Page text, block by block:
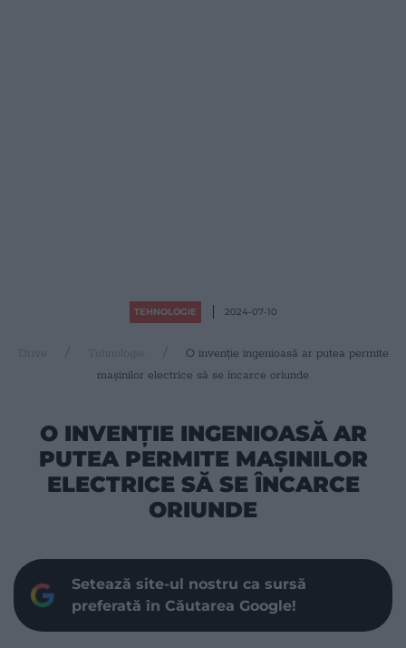
TEHNOLOGIE 2024-07-10
Drive
O invenție ingenioasă ar putea permite
mașinilor electrice să se încarce oriunde
O INVENȚIE INGENIOASĂ AR
PUTEA PERMITE MAȘINILOR
ELECTRICE SĂ SE ÎNCARCE
ORIUNDE
Setează site-ul nostru ca sursă
preferată în Căutarea Google!